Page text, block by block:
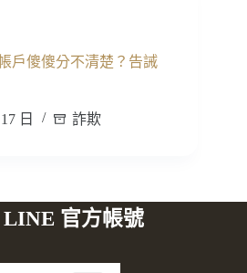
戶傻傻分不清楚？告誡
日 詐欺
官方帳號